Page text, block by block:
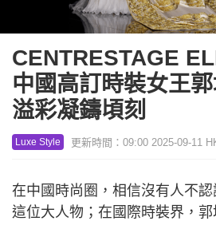
CENTRESTAGE
中國高訂時裝女王郭
溢彩凝鑄頃刻
Luxe Style 更新時間：09:00 2025-09-11
在中國時尚圈，相信沒有人不認
這位大人物；在國際時裝界，